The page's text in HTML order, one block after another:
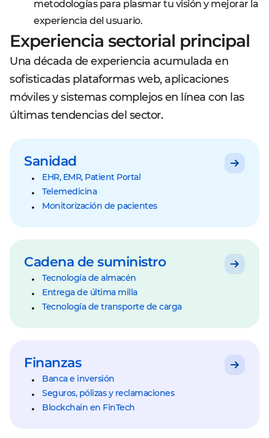
metodologías para plasmar tu visión y mejorar la
experiencia del usuario.
Experiencia sectorial principal
Una década de experiencia acumulada en
sofisticadas plataformas web, aplicaciones
móviles y sistemas complejos en línea con las
últimas tendencias del sector.
Sanidad
EHR, EMR, Patient Portal
Telemedicina
Monitorización de pacientes
Cadena de suministro
Tecnología de almacén
Entrega de última milla
Tecnología de transporte de carga
Finanzas
Banca e inversión
Seguros, pólizas y reclamaciones
Blockchain en FinTech